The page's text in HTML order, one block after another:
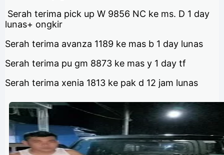
Serah terima pick up W 9856 NC ke ms. D 1 day
lunas+ ongkir
Serah terima avanza 1189 ke mas b 1 day lunas
Serah terima pu gm 8873 ke mas y 1 day tf
Serah terima xenia 1813 ke pak d 12 jam lunas